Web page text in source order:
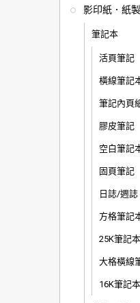
影印紙．紙
筆記本
活頁筆記
橫線筆記
筆記內頁
膠皮筆記
空白筆記
固頁筆記
日誌/週誌
方格筆記
25K筆記本
大格橫線
16K筆記本